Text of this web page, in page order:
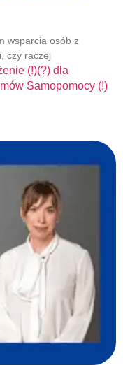
wsparcia osób z
czy raczej
(!)(?) dla
Samopomocy (!)